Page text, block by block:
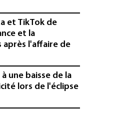
et TikTok de
et la
l'affaire de
une baisse de la
lors de l'éclipse